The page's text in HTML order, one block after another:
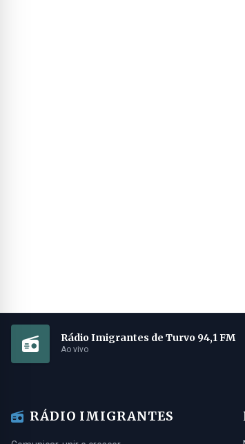
Rádio Imigrantes de Turvo 94,1 FM
Ao vivo
RÁDIO IMIGRANTES